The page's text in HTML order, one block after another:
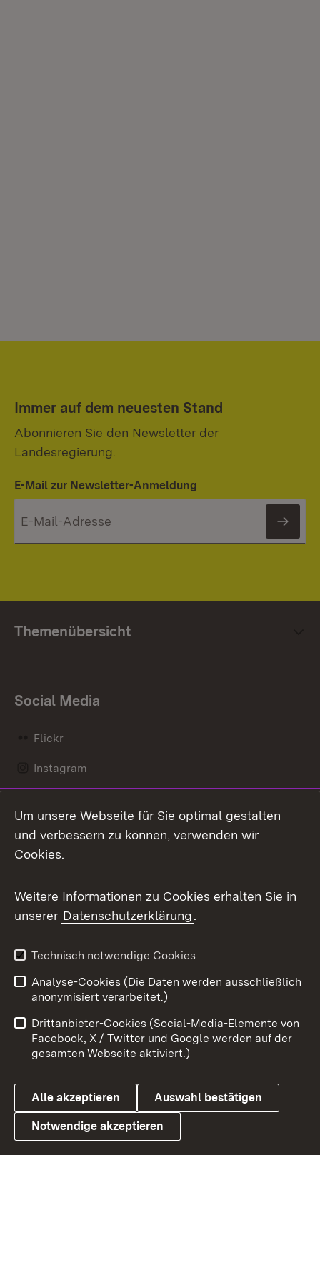
Immer auf dem neuesten Stand
Abonnieren Sie den Newsletter der
Landesregierung.
E-Mail zur Newsletter-Anmeldung
Themenübersicht
Social Media
Flickr
Instagram
Mastodon
Messenger
Social Wall
X / Twitter
Youtube
Link zum Landesportal
Benutzungshinweise
Barrierefreiheit
Datenschutz
Cookies
Um unsere Webseite für Sie optimal gestalten
und verbessern zu können, verwenden wir
Cookies.
Weitere Informationen zu Cookies erhalten Sie in
unserer Datenschutzerklärung.
Technisch notwendige Cookies
Analyse-Cookies (Die Daten werden ausschließlich
anonymisiert verarbeitet.)
Drittanbieter-Cookies (Social-Media-Elemente von
Facebook, X / Twitter und Google werden auf der
gesamten Webseite aktiviert.)
Alle akzeptieren Auswahl bestätigen
Notwendige akzeptieren